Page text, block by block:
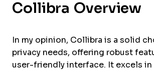
Collibra Overview
In my opinion, Collibra is a solid
privacy needs, offering robust
user-friendly interface. It excels in